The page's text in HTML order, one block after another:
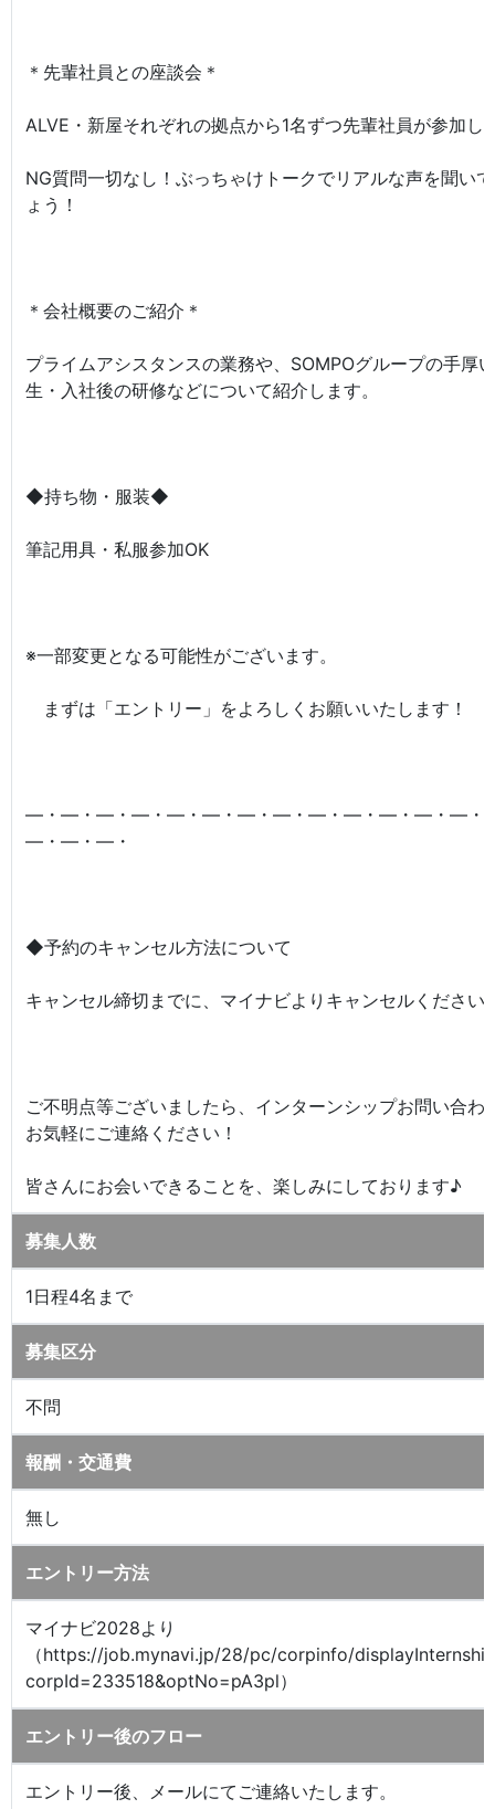
＊先輩社員との座談会＊
ALVE・新屋それぞれの拠点から1名ずつ先輩社員が参加し
NG質問一切なし！ぶっちゃけトークでリアルな声を聞い
ょう！
＊会社概要のご紹介＊
プライムアシスタンスの業務や、SOMPOグループの手厚
生・入社後の研修などについて紹介します。
◆持ち物・服装◆
筆記用具・私服参加OK
※一部変更となる可能性がございます。
まずは「エントリー」をよろしくお願いいたします！
―・―・―・―・―・―・―・―・―・―・―・―・―・
―・―・―・
◆予約のキャンセル方法について
キャンセル締切までに、マイナビよりキャンセルください
ご不明点等ございましたら、インターンシップお問い合わ
お気軽にご連絡ください！
皆さんにお会いできることを、楽しみにしております♪
募集人数
1日程4名まで
募集区分
不問
報酬・交通費
無し
エントリー方法
マイナビ2028より
（https://job.mynavi.jp/28/pc/corpinfo/
corpId=233518&optNo=pA3pl）
エントリー後のフロー
エントリー後、メールにてご連絡いたします。